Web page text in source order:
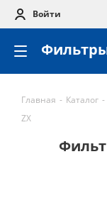
Войти
Главная - Каталог -
ZX